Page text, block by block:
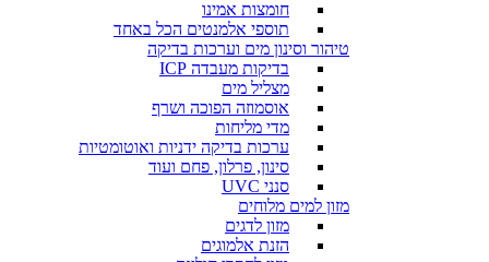
חומצות אמינו
תוספי אלמנטים הכל באחד
טיהור וסינון מים וערכות בדיקה
בדיקות מעבדה ICP
מצליל מים
אוסמוזה הפוכה ושרף
מדי מליחות
ערכות בדיקה ידניות ואוטומטיות
סינון, פרלון, פחם ועוד
סנני UVC
מזון למים מלוחים
מזון לדגים
הזנת אלמוגים